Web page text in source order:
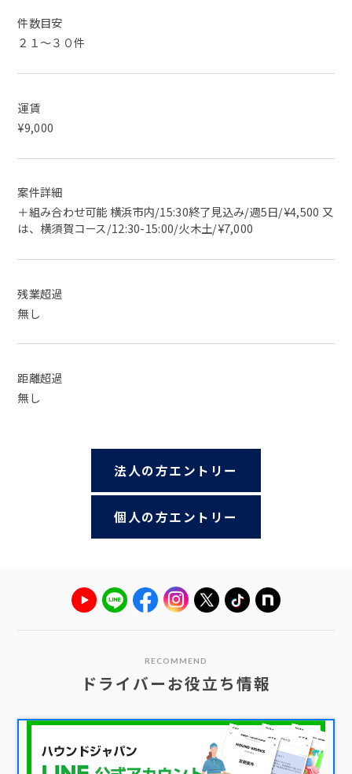
件数目安
２１～３０件
運賃
¥9,000
案件詳細
＋組み合わせ可能 横浜市内/15:30終了見込み/週5日/¥4,500 又
は、横須賀コース/12:30-15:00/火木土/¥7,000
残業超過
無し
距離超過
無し
法人の方エントリー
個人の方エントリー
RECOMMEND
ドライバーお役立ち情報